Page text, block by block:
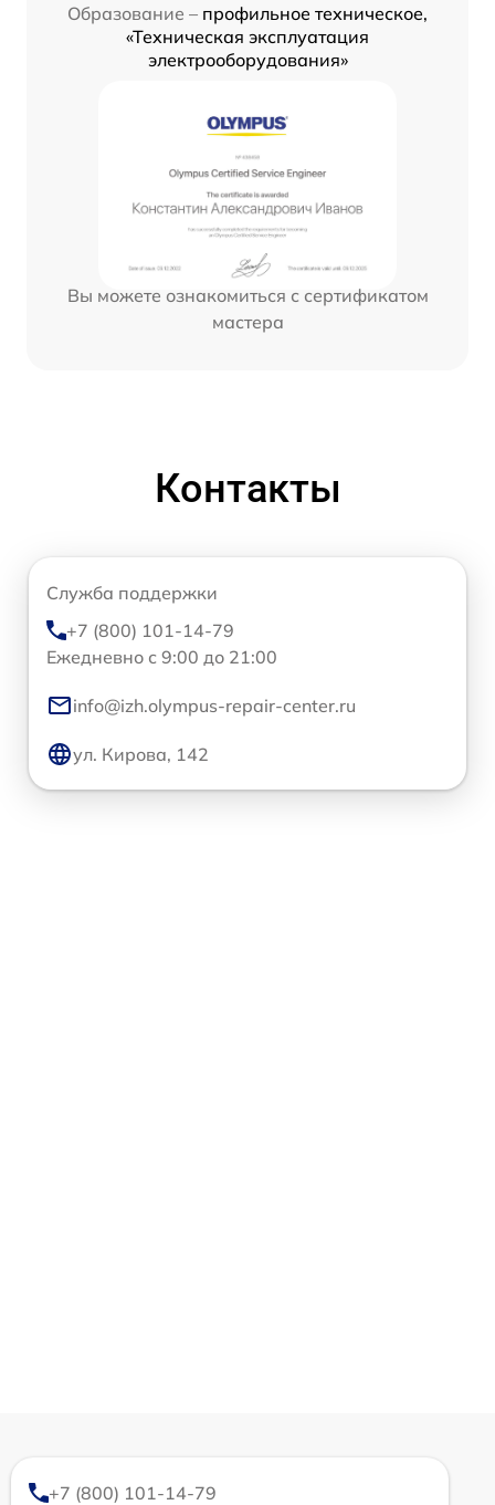
Образование – профильное техническое,
«Техническая эксплуатация
электрооборудования»
Вы можете ознакомиться с сертификатом
мастера
Контакты
Служба поддержки
+7 (800) 101-14-79
Ежедневно с 9:00 до 21:00
info@izh.olympus-repair-center.ru
ул. Кирова, 142
+7 (800) 101-14-79